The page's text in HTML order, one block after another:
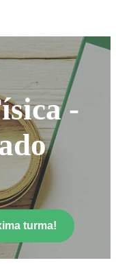
-
turma!